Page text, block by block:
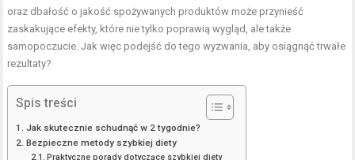
oraz dbałość o jakość spożywanych produktów może przynieść
zaskakujące efekty, które nie tylko poprawią wygląd, ale także
samopoczucie. Jak więc podejść do tego wyzwania, aby osiągnąć trwałe
rezultaty?
Spis treści
Jak skutecznie schudnąć w 2 tygodnie?
Bezpieczne metody szybkiej diety
Praktyczne porady dotyczące szybkiej diety